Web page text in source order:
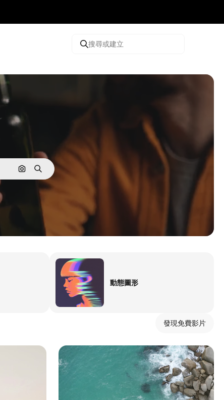
搜尋或建立
通過圖像搜索
搜尋
動態圖形
發現免費影片